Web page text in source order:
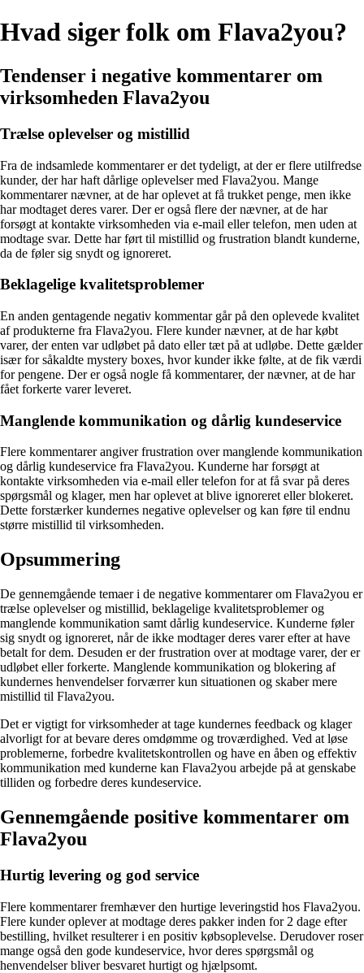
Hvad siger folk om Flava2you?
Tendenser i negative kommentarer om
virksomheden Flava2you
Trælse oplevelser og mistillid
Fra de indsamlede kommentarer er det tydeligt, at der er flere utilfredse
kunder, der har haft dårlige oplevelser med Flava2you. Mange
kommentarer nævner, at de har oplevet at få trukket penge, men ikke
har modtaget deres varer. Der er også flere der nævner, at de har
forsøgt at kontakte virksomheden via e-mail eller telefon, men uden at
modtage svar. Dette har ført til mistillid og frustration blandt kunderne,
da de føler sig snydt og ignoreret.
Beklagelige kvalitetsproblemer
En anden gentagende negativ kommentar går på den oplevede kvalitet
af produkterne fra Flava2you. Flere kunder nævner, at de har købt
varer, der enten var udløbet på dato eller tæt på at udløbe. Dette gælder
især for såkaldte mystery boxes, hvor kunder ikke følte, at de fik værdi
for pengene. Der er også nogle få kommentarer, der nævner, at de har
fået forkerte varer leveret.
Manglende kommunikation og dårlig kundeservice
Flere kommentarer angiver frustration over manglende kommunikation
og dårlig kundeservice fra Flava2you. Kunderne har forsøgt at
kontakte virksomheden via e-mail eller telefon for at få svar på deres
spørgsmål og klager, men har oplevet at blive ignoreret eller blokeret.
Dette forstærker kundernes negative oplevelser og kan føre til endnu
større mistillid til virksomheden.
Opsummering
De gennemgående temaer i de negative kommentarer om Flava2you er
trælse oplevelser og mistillid, beklagelige kvalitetsproblemer og
manglende kommunikation samt dårlig kundeservice. Kunderne føler
sig snydt og ignoreret, når de ikke modtager deres varer efter at have
betalt for dem. Desuden er der frustration over at modtage varer, der er
udløbet eller forkerte. Manglende kommunikation og blokering af
kundernes henvendelser forværrer kun situationen og skaber mere
mistillid til Flava2you.
Det er vigtigt for virksomheder at tage kundernes feedback og klager
alvorligt for at bevare deres omdømme og troværdighed. Ved at løse
problemerne, forbedre kvalitetskontrollen og have en åben og effektiv
kommunikation med kunderne kan Flava2you arbejde på at genskabe
tilliden og forbedre deres kundeservice.
Gennemgående positive kommentarer om
Flava2you
Hurtig levering og god service
Flere kommentarer fremhæver den hurtige leveringstid hos Flava2you.
Flere kunder oplever at modtage deres pakker inden for 2 dage efter
bestilling, hvilket resulterer i en positiv købsoplevelse. Derudover roser
mange også den gode kundeservice, hvor deres spørgsmål og
henvendelser bliver besvaret hurtigt og hjælpsomt.